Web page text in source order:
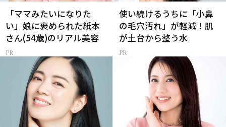
「ママみたいになりた
い」娘に褒められた紙本
さん(54歳)のリアル美容
使い続けるうちに「小鼻
の毛穴汚れ」が軽減！肌
が土台から整う水